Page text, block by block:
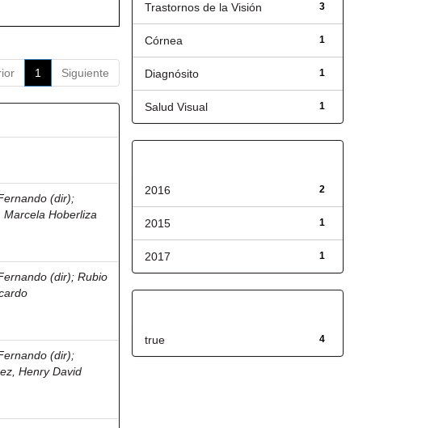
1 Siguiente
(dir);
Marcela Hoberliza
(dir);Rubio
(dir);
Henry David
3
Trastornos de la Visión
1
Córnea
1
Diagnósito
1
Salud Visual
2
2016
1
2015
1
2017
4
true